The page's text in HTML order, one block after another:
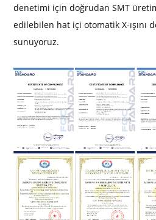
denetimi için doğrudan SMT
edilebilen hat içi otomatik X-ışını
sunuyoruz.